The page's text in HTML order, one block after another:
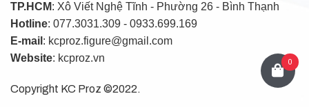
TP.HCM: Xô Viết Nghệ Tĩnh - Phường 26 - Bình Thạnh
Hotline: 077.3031.309 - 0933.699.169
E-mail : kcproz.figure@gmail.com
Website: kcproz.vn
Copyright KC Proz ©2022.
0